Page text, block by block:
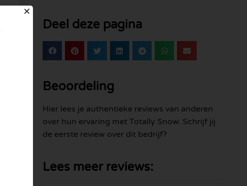
Deel deze pagina
Beoordeling
Hier lees je authentieke reviews van anderen
over hun ervaring met Totally Snow. Schrijf jij
de eerste review over dit bedrijf?
Lees meer reviews: